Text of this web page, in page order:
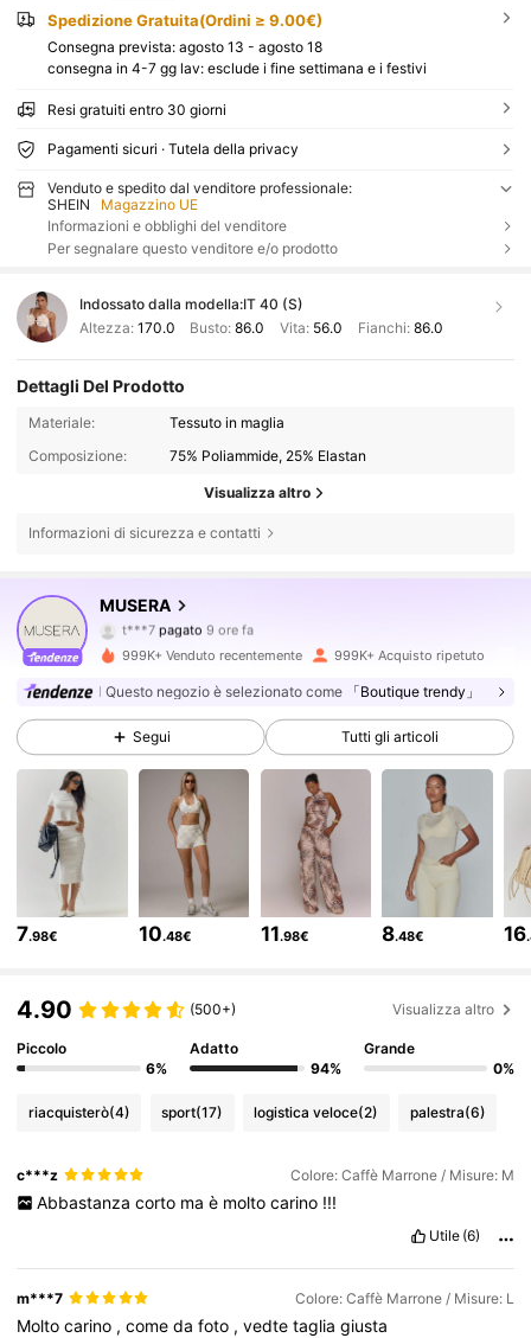
Spedizione Gratuita(Ordini ≥ 9.00€)
Consegna prevista: agosto 13 - agosto 18
consegna in 4-7 gg lav: esclude i fine settimana e i festivi
Resi gratuiti entro 30 giorni
Pagamenti sicuri · Tutela della privacy
Venduto e spedito dal venditore professionale:
SHEIN
Magazzino UE
Informazioni e obblighi del venditore
Per segnalare questo venditore e/o prodotto
Indossato dalla modella:IT 40 (S)
Altezza: 170.0 Busto:86.0 Vita: 56.0 Fianchi: 86.0
Dettagli Del Prodotto
Materiale:
Tessuto in maglia
Composizione:
75% Poliammide, 25% Elastan
Visualizza altro
Informazioni di sicurezza e contatti
MUSERA
4.83
4.3M Follower
t***7pagato
e***0 segue10 minuti fa
4.83 4.3M Follower
4.3M Follower
4.3M Follower
4.83 4.3M Follower
4.83
999K+ Venduto recentemente 999K+ Acquisto ripetuto
Questo negozio è selezionato come 「Boutique trendy」
Segui Tutti gli articoli
7.98€ 10.48€ 11.98€ 8.48€ 16
4.90 (500+) Visualizza altro
Piccolo
6%
Adatto
94%
Grande
0%
riacquisterò(4) sport(17) logistica veloce(2) palestra(6)
c***z Colore: Caffè Marrone / Misure: M
Abbastanza corto ma è molto carino !!!
Utile (6)
m***7 Colore: Caffè Marrone / Misure: L
Moltocarino ,comedafoto ,vedtetagliagiusta